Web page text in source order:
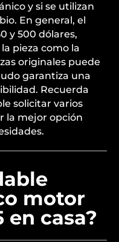
y si se utilizan
En general, el
y 500 dólares,
pieza como la
originales puede
garantiza una
Recuerda
solicitar varios
la mejor opción
motor
en casa?